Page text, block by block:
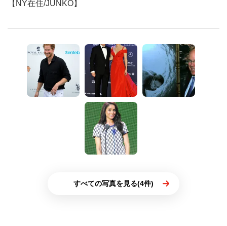
【NY在住/JUNKO】
すべての写真を見る(4件)